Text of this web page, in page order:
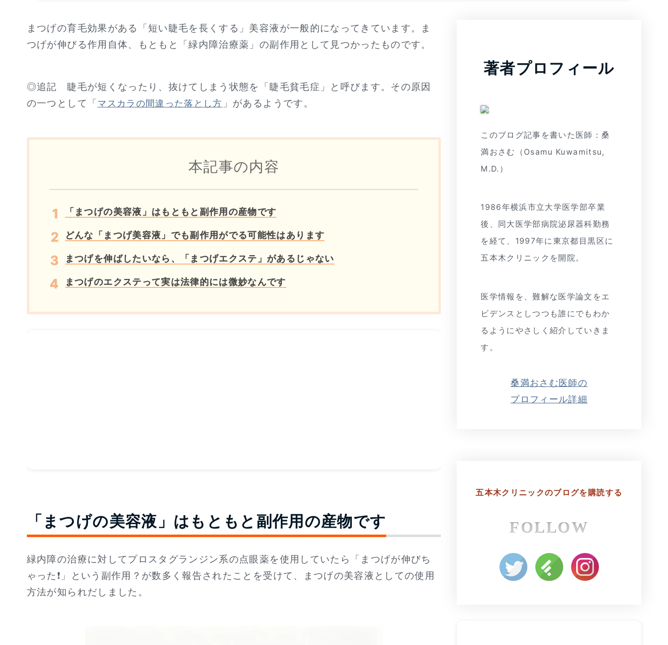
まつげの育毛効果がある「短い睫毛を長くする」美容液が一般的になってきています。ま
つげが伸びる作用自体、もともと「緑内障治療薬」の副作用として見つかったものです。
◎追記 睫毛が短くなったり、抜けてしまう状態を「睫毛貧毛症」と呼びます。その原因
の一つとして「マスカラの間違った落とし方 」があるようです。
本記事の内容
「まつげの美容液」はもともと副作用の産物です
どんな「まつげ美容液」でも副作用がでる可能性はあります
まつげを伸ばしたいなら、「まつげエクステ」があるじゃない
まつげのエクステって実は法律的には微妙なんです
「まつげの美容液」はもともと副作用の産物です
緑内障の治療に対してプロスタグランジン系の点眼薬を使用していたら「まつげが伸びち
ゃった❗」という副作用？が数多く報告されたことを受けて、まつげの美容液としての使用
方法が知られだしました。
著者プロフィール
このブログ記事を書いた医師：桑
満おさむ（Osamu Kuwamitsu,
M.D.）
1986年横浜市立大学医学部卒業
後、同大医学部病院泌尿器科勤務
を経て、1997年に東京都目黒区に
五本木クリニックを開院。
医学情報を、難解な医学論文をエ
ビデンスとしつつも誰にでもわか
るようにやさしく紹介していきま
す。
桑満おさむ医師の
プロフィール詳細
五本木クリニックのブログを購読する
FOLLOW